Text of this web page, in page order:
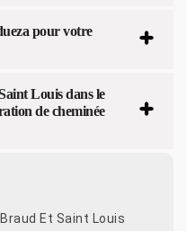
pour votre
Louis dans le
de cheminée
Et Saint Louis